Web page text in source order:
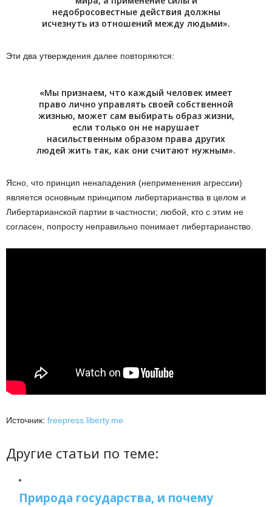
недобросовестные действия должны
исчезнуть из отношений между людьми».
Эти два утверждения далее повторяются:
«Мы признаем, что каждый человек имеет
право лично управлять своей собственной
жизнью, может сам выбирать образ жизни,
если только он не нарушает
насильственным образом права других
людей жить так, как они считают нужным».
Ясно, что принцип ненападения (неприменения агрессии)
является основным принципом либертарианства в целом и
Либертарианской партии в частности; любой, кто с этим не
согласен, попросту неправильно понимает либертарианство.
Источник: freepress.liberty.me
Другие статьи по теме:
Природа государства, и почему